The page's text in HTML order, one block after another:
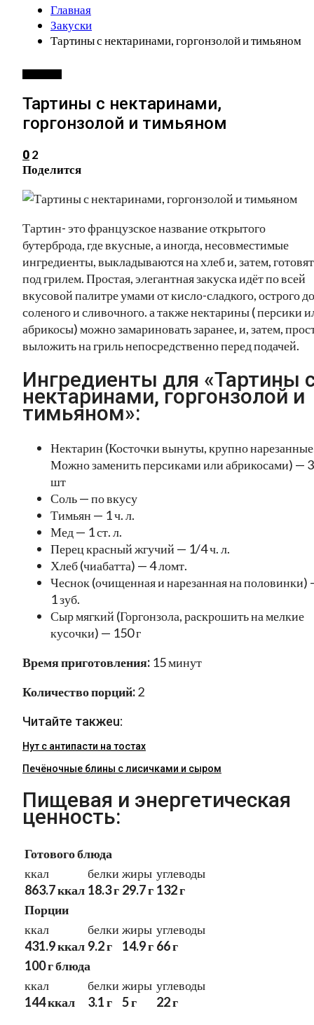
Главная
Закуски
Тартины с нектаринами, горгонзолой и тимьяном
Тартины с нектаринами,
горгонзолой и тимьяном
0 2
Поделится
Тартин- это французское название открытого
бутерброда, где вкусные, а иногда, несовместимые
ингредиенты, выкладываются на хлеб и, затем,
под грилем. Простая, элегантная закуска идёт по всей
вкусовой палитре умами от кисло-сладкого, острого до
соленого и сливочного. а также нектарины ( персики
абрикосы) можно замариновать заранее, и, затем,
выложить на гриль непосредственно перед подачей.
Ингредиенты для «Тартины
нектаринами, горгонзолой и
тимьяном»:
Нектарин (Косточки вынуты, крупно
Можно заменить персиками или абрикосами) — 3
шт
Соль — по вкусу
Тимьян — 1 ч. л.
Мед — 1 ст. л.
Перец красный жгучий — 1/4 ч. л.
Хлеб (чиабатта) — 4 ломт.
Чеснок (очищенная и нарезанная на половинки)
1 зуб.
Сыр мягкий (Горгонзола, раскрошить на мелкие
кусочки) — 150 г
Время приготовления: 15 минут
Количество порций:2
Читайте такжеu:
Нут с антипасти на тостах
Печёночные блины с лисичками и сыром
Пищевая и энергетическая
ценность:
Готового блюда
ккал
863.7 ккал
белки
18.3 г
жиры
29.7 г
углеводы
132 г
Порции
ккал
431.9 ккал
белки
9.2 г
жиры
14.9 г
углеводы
66 г
100 г блюда
ккал
144 ккал
белки
3.1 г
жиры
5 г
углеводы
22 г